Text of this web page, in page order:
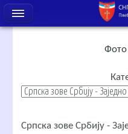
Фото
Српска зове Србију -